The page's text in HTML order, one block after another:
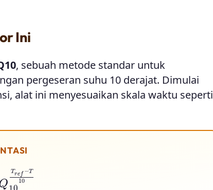
Ini
, sebuah metode standar untuk
pergeseran suhu 10 derajat. Dimulai
alat ini menyesuaikan skala waktu seperti
ef−T10